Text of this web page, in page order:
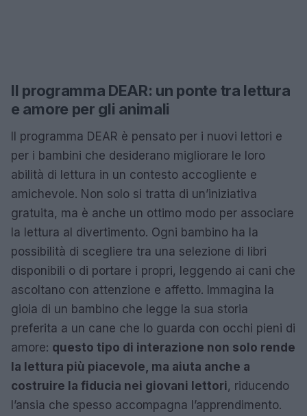
Il programma DEAR: un ponte tra lettura
e amore per gli animali
Il programma DEAR è pensato per i nuovi lettori e
per i bambini che desiderano migliorare le loro
abilità di lettura in un contesto accogliente e
amichevole. Non solo si tratta di un’iniziativa
gratuita, ma è anche un ottimo modo per associare
la lettura al divertimento. Ogni bambino ha la
possibilità di scegliere tra una selezione di libri
disponibili o di portare i propri, leggendo ai cani che
ascoltano con attenzione e affetto. Immagina la
gioia di un bambino che legge la sua storia
preferita a un cane che lo guarda con occhi pieni di
amore: questo tipo di interazione non solo rende
la lettura più piacevole, ma aiuta anche a
costruire la fiducia nei giovani lettori, riducendo
l’ansia che spesso accompagna l’apprendimento.